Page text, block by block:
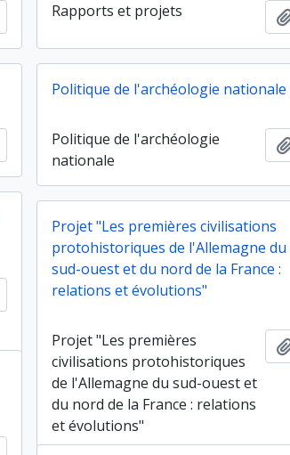
Ajouter au presse-papier
Rapports et projets
Ajouter au presse-papier
Politique de l'archéologie nationale
Politique de l'archéologie
nationale
Ajouter au presse-papier
Projet "Les premières civilisations
protohistoriques de l'Allemagne du
sud-ouest et du nord de la France :
relations et évolutions"
Projet "Les premières
civilisations protohistoriques
de l'Allemagne du sud-ouest et
du nord de la France : relations
et évolutions"